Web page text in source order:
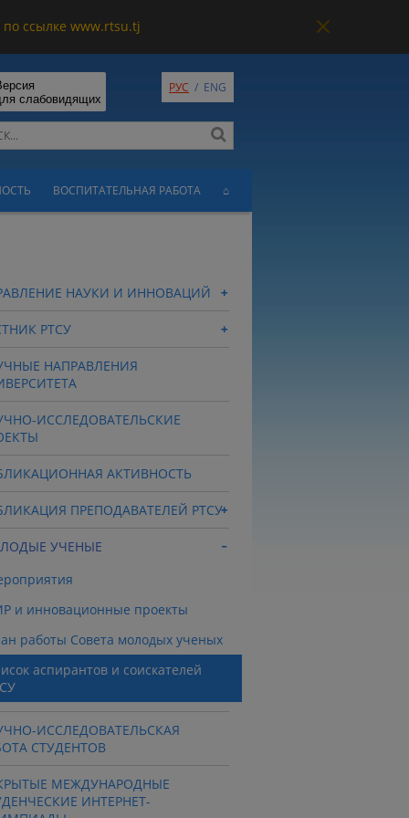
ссылке www.rtsu.tj
слабовидящих
РУС / ENG
ВОСПИТАТЕЛЬНАЯ РАБОТА ⌂
НАУКИ И ИННОВАЦИЙ
РТСУ
НАПРАВЛЕНИЯ
ИССЛЕДОВАТЕЛЬСКИЕ
АКТИВНОСТЬ
ПРЕПОДАВАТЕЛЕЙ РТСУ
УЧЕНЫЕ
и инновационные проекты
работы Совета молодых ученых
аспирантов и соискателей
ИССЛЕДОВАТЕЛЬСКАЯ
СТУДЕНТОВ
МЕЖДУНАРОДНЫЕ
ИНТЕРНЕТ-